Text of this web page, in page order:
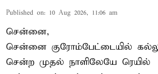
Published on: 10 Aug 2026, 11:06 am
சென்னை,
சென்னை குரோம்பேட்டையில்
சென்ற முதல் நாளிலேயே ரெயில்